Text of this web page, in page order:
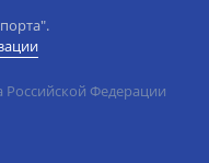
Российской Федерации